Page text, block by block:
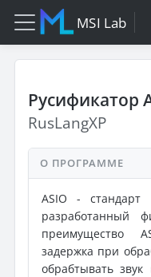
MSI Lab
Русификатор
RusLangXP
О ПРОГРАММЕ
ASIO - стандарт
разработанный
преимущество
задержка при
обрабтывать